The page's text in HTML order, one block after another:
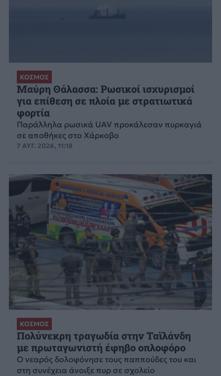
ΚΟΣΜΟΣ
Μαύρη Θάλασσα: Ρωσικοί ισχυρισμοί
για επίθεση σε πλοία με στρατιωτικά
φορτία
Παράλληλα ρωσικά UAV προκάλεσαν πυρκαγιά
σε αποθήκες στο Χάρκοβο
7 ΑΥΓ. 2026, 11:18
ΚΟΣΜΟΣ
Πολύνεκρη τραγωδία στην Ταϊλάνδη
με πρωταγωνιστή έφηβο οπλοφόρο
Ο νεαρός δολοφόνησε τους παππούδες του και
στη συνέχεια άνοιξε πυρ σε σχολείο